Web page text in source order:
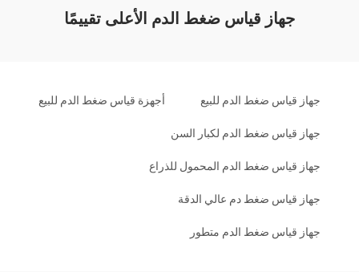
جهاز قياس ضغط الدم الأعلى تقييمًا
جهاز قياس ضغط الدم للبيع أجهزة قياس ضغط الدم للبيع
جهاز قياس ضغط الدم لكبار السن
جهاز قياس ضغط الدم المحمول للذراع
جهاز قياس ضغط دم عالي الدقة
جهاز قياس ضغط الدم متطور